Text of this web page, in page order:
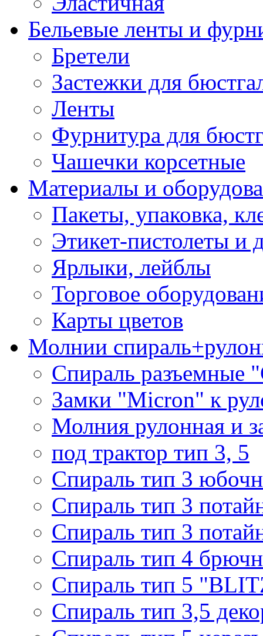
Бельевые ленты и
Бретели
Застежки для
Ленты
Фурнитура для
Чашечки корсетные
Материалы и
Пакеты, упаковка,
Этикет-пистолеты и
Ярлыки, лейблы
Торговое
Карты цветов
Молнии
Спираль разъемные
Замки "Micron" к
Молния рулонная и
под трактор тип 3, 5
Спираль тип 3
Спираль тип 3
Спираль тип 3
Спираль тип 4
Спираль тип 5
Спираль тип 3,5